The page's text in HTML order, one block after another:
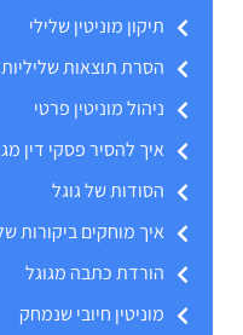
תיקון מוניטין שלילי
הסרת תוצאות שליליות
ניהול מוניטין פרטי
איך להסיר פסקי דין
הסודות של גוגל
איך מוחקים ביקורות
הורדת כתבה מגוגל
מוניטין חיובי שנמחק